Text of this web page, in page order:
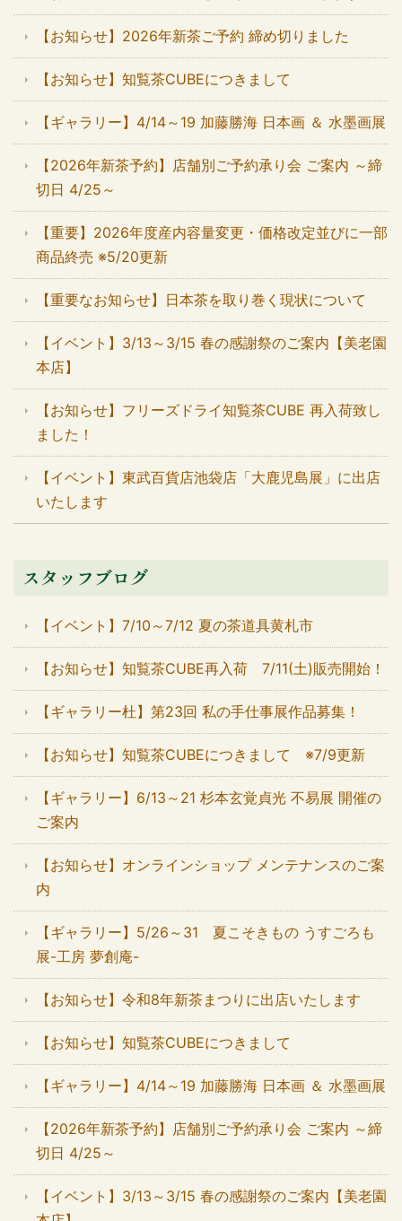
【お知らせ】2026年新茶ご予約 締め切りました
【お知らせ】知覧茶CUBEにつきまして
【ギャラリー】4/14～19 加藤勝海 日本画 ＆ 水墨画展
【2026年新茶予約】店舗別ご予約承り会 ご案内 ～締
切日 4/25～
【重要】2026年度産内容量変更・価格改定並びに一部
商品終売 ※5/20更新
【重要なお知らせ】日本茶を取り巻く現状について
【イベント】3/13～3/15 春の感謝祭のご案内【美老園
本店】
【お知らせ】フリーズドライ知覧茶CUBE 再入荷致し
ました！
【イベント】東武百貨店池袋店「大鹿児島展」に出店
いたします
スタッフブログ
【イベント】7/10～7/12 夏の茶道具黄札市
【お知らせ】知覧茶CUBE再入荷 7/11(土)販売開始！
【ギャラリー杜】第23回 私の手仕事展作品募集！
【お知らせ】知覧茶CUBEにつきまして ※7/9更新
【ギャラリー】6/13～21 杉本玄覚貞光 不易展 開催の
ご案内
【お知らせ】オンラインショップ メンテナンスのご案
内
【ギャラリー】5/26～31 夏こそきもの うすごろも
展-工房 夢創庵-
【お知らせ】令和8年新茶まつりに出店いたします
【お知らせ】知覧茶CUBEにつきまして
【ギャラリー】4/14～19 加藤勝海 日本画 ＆ 水墨画展
【2026年新茶予約】店舗別ご予約承り会 ご案内 ～締
切日 4/25～
【イベント】3/13～3/15 春の感謝祭のご案内【美老園